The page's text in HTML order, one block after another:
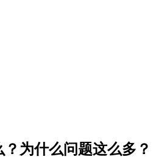
为什么问题这么多？